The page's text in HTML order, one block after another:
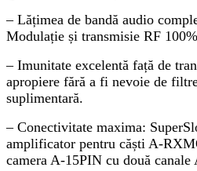
– Lățimea de bandă audio
Modulație și transmisie RF
– Imunitate excelentă față de
apropiere fără a fi nevoie de
suplimentară.
– Conectivitate maxima:
amplificator pentru căști A-
camera A-15PIN cu două canale